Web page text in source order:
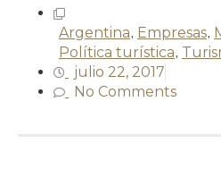
Argentina, Empresas,
Política turística,
julio 22, 2017
No Comments